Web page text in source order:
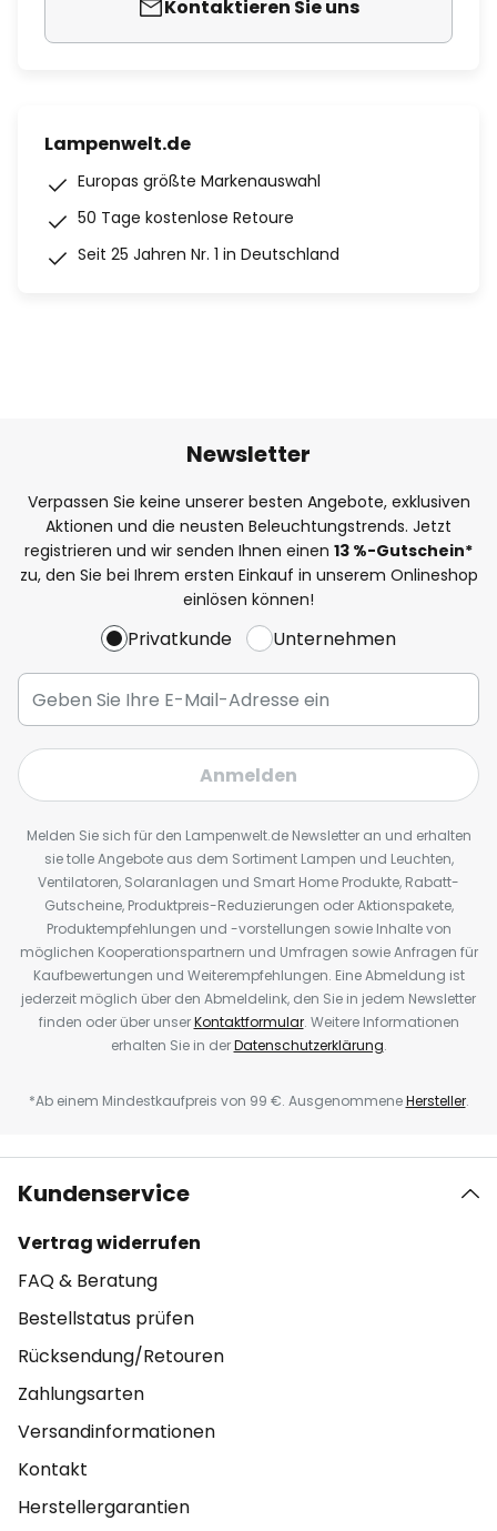
Kontaktieren Sie uns
Lampenwelt.de
Europas größte Markenauswahl
50 Tage kostenlose Retoure
Seit 25 Jahren Nr. 1 in Deutschland
Newsletter
Verpassen Sie keine unserer besten Angebote, exklusiven
Aktionen und die neusten Beleuchtungstrends. Jetzt
registrieren und wir senden Ihnen einen 13 %-Gutschein*
zu, den Sie bei Ihrem ersten Einkauf in unserem Onlineshop
einlösen können!
Privatkunde Unternehmen
Anmelden
Melden Sie sich für den Lampenwelt.de Newsletter an und erhalten
sie tolle Angebote aus dem Sortiment Lampen und Leuchten,
Ventilatoren, Solaranlagen und Smart Home Produkte, Rabatt-
Gutscheine, Produktpreis-Reduzierungen oder Aktionspakete,
Produktempfehlungen und -vorstellungen sowie Inhalte von
möglichen Kooperationspartnern und Umfragen sowie Anfragen für
Kaufbewertungen und Weiterempfehlungen. Eine Abmeldung ist
jederzeit möglich über den Abmeldelink, den Sie in jedem Newsletter
finden oder über unserKontaktformular. Weitere Informationen
erhalten Sie in derDatenschutzerklärung.
*Ab einem Mindestkaufpreis von 99 €. AusgenommeneHersteller.
Kundenservice
Vertrag widerrufen
FAQ & Beratung
Bestellstatus prüfen
Rücksendung/Retouren
Zahlungsarten
Versandinformationen
Kontakt
Herstellergarantien